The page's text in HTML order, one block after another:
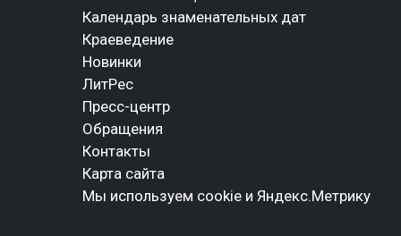
Календарь знаменательных дат
Краеведение
Новинки
ЛитРес
Пресс-центр
Обращения
Контакты
Карта сайта
Мы используем cookie и Яндекс.Метрику